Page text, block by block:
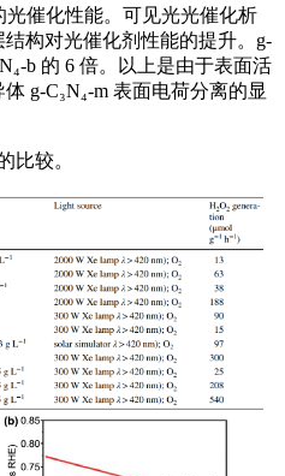
光催化性能。可见光光催化析
构对光催化剂性能的提升。g-
b 的 6 倍。以上是由于表面活
g-C₃N₄-m 表面电荷分离的显
比较。